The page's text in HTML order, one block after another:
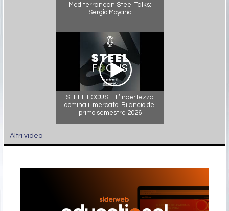
Mediterranean Steel Talks:
Sergio Moyano
STEEL FOCUS – L’incertezza
domina il mercato. Bilancio del
primo semestre 2026
Altri video